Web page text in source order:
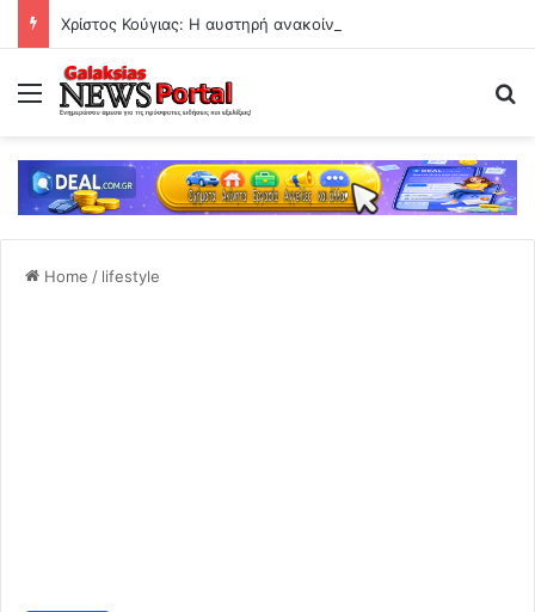
Menu
Home / lifestyle